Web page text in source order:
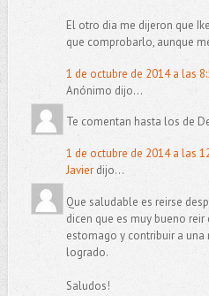
El otro dia me dijeron que
que comprobarlo, aunque
1 de octubre de 2014 a las
Anónimo dijo...
Te comentan hasta los de
1 de octubre de 2014 a las
Javierdijo...
Que saludable es reirse
dicen que es muy bueno
estomago y contribuir a
logrado.
Saludos!